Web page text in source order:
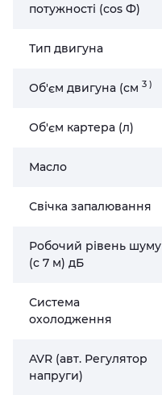
потужності (cos Ф)
Тип двигуна
Об'єм двигуна (cм 3 )
Об'єм картера (л)
Масло
Свічка запалювання
Робочий рівень шуму
(c 7 м) дБ
Система
охолодження
AVR (авт. Регулятор
напруги)